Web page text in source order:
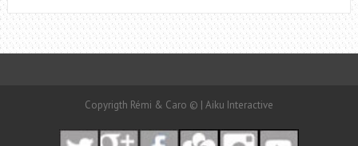
Copyrigth Rémi & Caro © | Aiku Interactive